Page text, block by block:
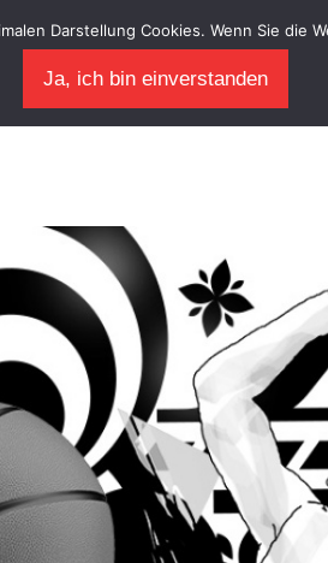
Darstellung Cookies. Wenn Sie die
Ja, ich bin einverstanden